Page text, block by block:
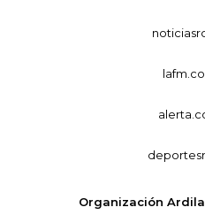
Organización